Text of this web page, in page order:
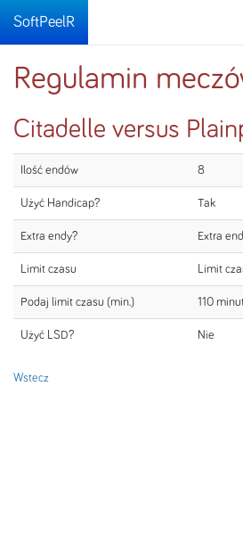
SoftPeelR
Regulamin
Citadelle versus
Ilość endów 8
Użyć Handicap? Tak
Extra endy? Extra
Limit czasu Limit
Podaj limit czasu (min.) 110
Użyć LSD? Nie
Wstecz